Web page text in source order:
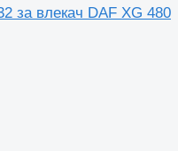
за влекач DAF XG 480